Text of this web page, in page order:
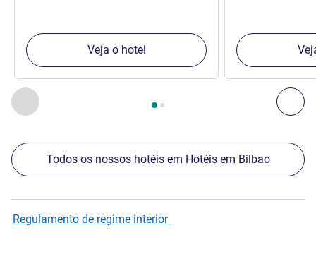
Anterior - Os nossos outros estabelecimentos nas
Página , Os nossos outros estabelecimentos nas
Veja o hotel
Todos os nossos hotéis em Hotéis em Bilbao
Regulamento de regime interior